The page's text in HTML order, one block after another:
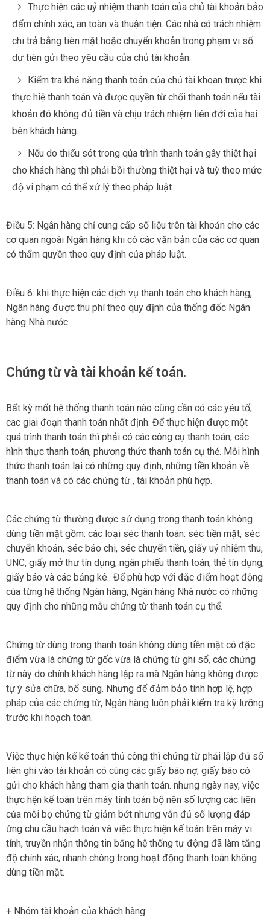
Thực hiện các uỷ nhiệm thanh toán của chủ tài khoản bảo
đẩm chính xác, an toàn và thuận tiện. Các nhà có trách nhiệm
chi trả bằng tièn mặt hoặc chuyển khoản trong phạm vi số
dư tièn gửi theo yêu cầu của chủ tài khoản.
Kiểm tra khả năng thanh toán của chủ tài khoan trược khi
thực hiệ thanh toán và được quyền từ chối thanh toán nếu tài
khoản đó không đủ tiền và chịu trách nhiệm liên đới của hai
bên khách hàng.
Nếu do thiếu sót trong qúa trình thanh toán gây thiệt hại
cho khách hàng thì phải bồi thường thiệt hại và tuỳ theo mức
độ vi phạm có thể xử lý theo pháp luật.
Điều 5: Ngân hàng chỉ cung cấp số liệu trên tài khoản cho các
cơ quan ngoài Ngân hàng khi có các văn bản của các cơ quan
có thẩm quyền theo quy định của pháp luật.
Điều 6: khi thực hiện các dịch vụ thanh toán cho khách hàng,
Ngân hàng được thu phí theo quy định của thống đốc Ngân
hàng Nhà nước.
Chứng từ và tài khoản kế toán.
Bất kỳ mốt hệ thống thanh toán nào cũng cần có các yéu tố,
cac giai đoạn thanh toán nhất định. Để thực hiện được một
quá trình thanh toán thì phải có các công cụ thanh toán, các
hình thực thanh toán, phương thức thanh toán cụ thẻ. Mỗi hình
thức thanh toán lại có những quy định, những tiền khoản về
thanh toán và có các chứng từ , tài khoản phù hợp.
Các chứng từ thường được sử dụng trong thanh toán không
dùng tiền mặt gồm: các loại séc thanh toán: séc tiền mặt, séc
chuyển khoản, séc bảo chi, séc chuyển tiền, giấy uỷ nhiệm thu,
UNC, giấy mở thư tín dụng, ngân phiếu thanh toán, thẻ tín dụng,
giấy báo và các bảng kê.. Để phù hợp với đặc điểm hoạt động
cùa từng hệ thống Ngân hàng, Ngân hàng Nhà nước có những
quy định cho những mẫu chứng từ thanh toán cụ thể.
Chứng từ dùng trong thanh toán không dùng tiền mặt có đặc
điểm vừa là chứng từ gốc vừa là chứng từ ghi sổ, các chứng
từ này do chính khách hàng lập ra mà Ngân hàng không được
tự ý sửa chữa, bổ sung. Nhưng để đảm bảo tính hợp lệ, hợp
pháp của các chứng từ, Ngân hàng luôn phải kiểm tra kỹ lưỡng
trước khi hoạch toán.
Việc thực hiện kế kế toán thủ công thì chứng từ phải lập đủ số
liên ghi vào tài khoản có cùng các giấy báo nợ, giấy báo có
gửi cho khách hàng tham gia thanh toán. nhưng ngày nay, việc
thực hện kế toán trên máy tính toàn bộ nên số lượng các liên
của mỗi bọ chứng từ giảm bớt nhưng vẫn đủ số lượng đáp
ứng chu cầu hạch toán và việc thực hiện kế toán trên máy vi
tính, truyền nhận thông tin bằng hệ thống tự động đã làm tăng
độ chính xác, nhanh chóng trong hoạt động thanh toán không
dùng tiền mặt.
+ Nhóm tài khoản của khách hàng: